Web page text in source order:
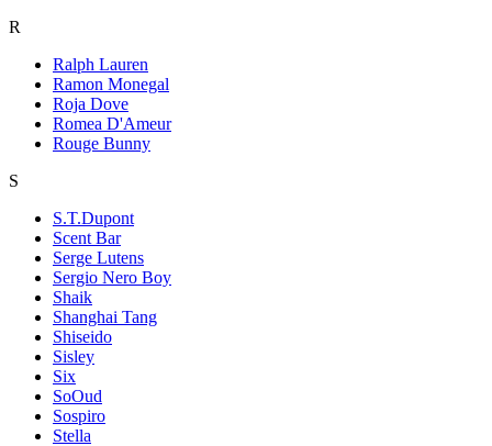
R
Ralph Lauren
Ramon Monegal
Roja Dove
Romea D'Ameur
Rouge Bunny
S
S.T.Dupont
Scent Bar
Serge Lutens
Sergio Nero Boy
Shaik
Shanghai Tang
Shiseido
Sisley
Six
SoOud
Sospiro
Stella